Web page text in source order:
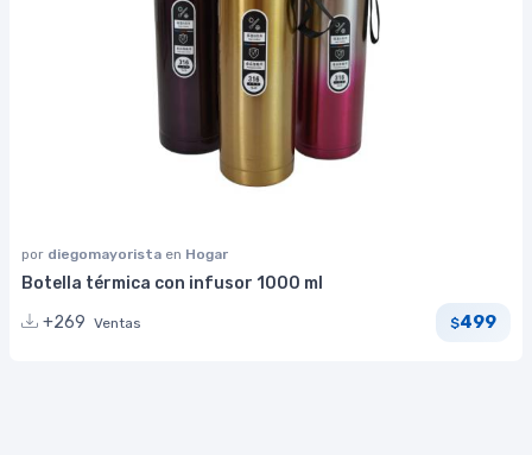
por diegomayorista en Hogar
Botella térmica con infusor 1000 ml
+269 Ventas $499